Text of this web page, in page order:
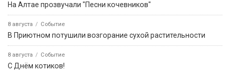
На Алтае прозвучали "Песни кочевников"
8 августа Событие
В Приютном потушили возгорание сухой растительности
8 августа Событие
С Днём котиков!